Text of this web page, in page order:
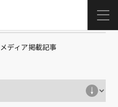
メディア掲載記事